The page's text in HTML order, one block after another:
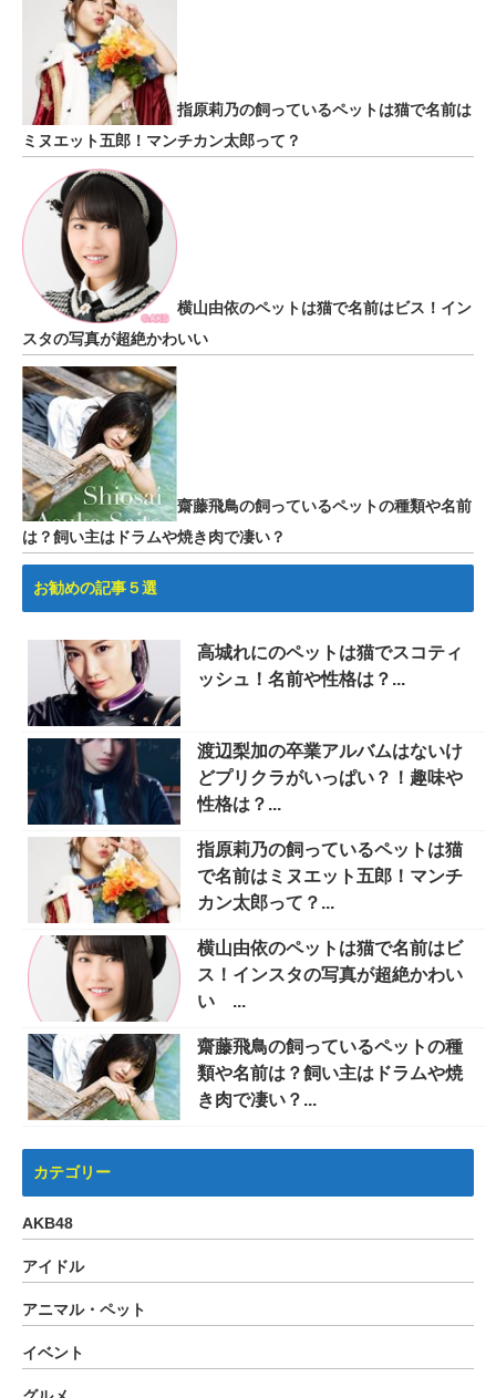
指原莉乃の飼っているペットは猫で名前は
ミヌエット五郎！マンチカン太郎って？
横山由依のペットは猫で名前はビス！イン
スタの写真が超絶かわいい
齋藤飛鳥の飼っているペットの種類や名前
は？飼い主はドラムや焼き肉で凄い？
お勧めの記事５選
高城れにのペットは猫でスコティ
ッシュ！名前や性格は？...
渡辺梨加の卒業アルバムはないけ
どプリクラがいっぱい？！趣味や
性格は？...
指原莉乃の飼っているペットは猫
で名前はミヌエット五郎！マンチ
カン太郎って？...
横山由依のペットは猫で名前はビ
ス！インスタの写真が超絶かわい
い ...
齋藤飛鳥の飼っているペットの種
類や名前は？飼い主はドラムや焼
き肉で凄い？...
カテゴリー
AKB48
アイドル
アニマル・ペット
イベント